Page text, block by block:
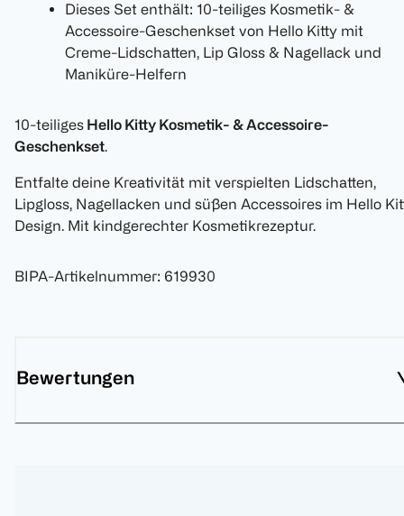
Dieses Set enthält: 10-teiliges Kosmetik- &
Accessoire-Geschenkset von Hello Kitty mit
Creme-Lidschatten, Lip Gloss & Nagellack und
Maniküre-Helfern
10-teiliges Hello Kitty Kosmetik- & Accessoire-
Geschenkset.
Entfalte deine Kreativität mit verspielten Lidschatten,
Lipgloss, Nagellacken und süßen Accessoires im Hello
Design. Mit kindgerechter Kosmetikrezeptur.
BIPA-Artikelnummer: 619930
Bewertungen